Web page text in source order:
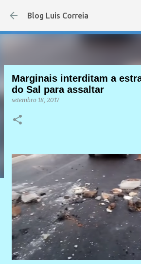
Pular para o conteúdo
Blog Luis Correia
Marginais interditam a
do Sal para assaltar
setembro 18, 2017